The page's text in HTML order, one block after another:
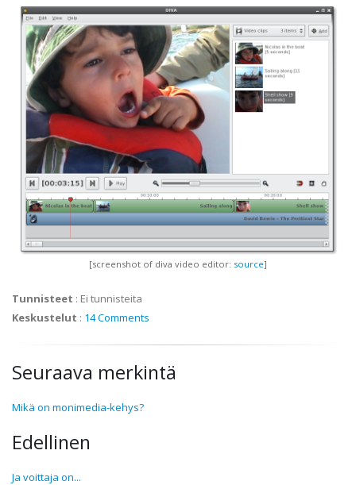
[screenshot of diva video editor: source]
Tunnisteet : Ei tunnisteita
Keskustelut : 14 Comments
Seuraava merkintä
Mikä on monimedia-kehys?
Edellinen
Ja voittaja on...